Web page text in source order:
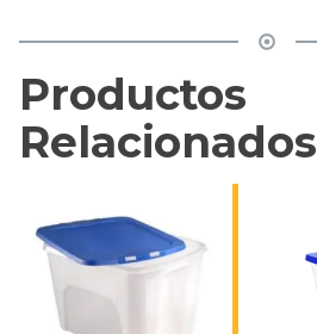
Productos
Relacionados